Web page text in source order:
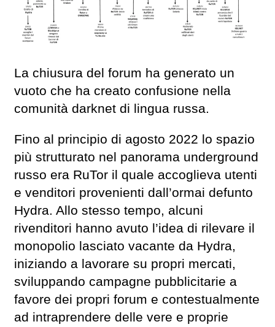
La chiusura del forum ha generato un
vuoto che ha creato confusione nella
comunità darknet di lingua russa.
Fino al principio di agosto 2022 lo spazio
più strutturato nel panorama underground
russo era RuTor il quale accoglieva utenti
e venditori provenienti dall’ormai defunto
Hydra. Allo stesso tempo, alcuni
rivenditori hanno avuto l’idea di rilevare il
monopolio lasciato vacante da Hydra,
iniziando a lavorare su propri mercati,
sviluppando campagne pubblicitarie a
favore dei propri forum e contestualmente
ad intraprendere delle vere e proprie